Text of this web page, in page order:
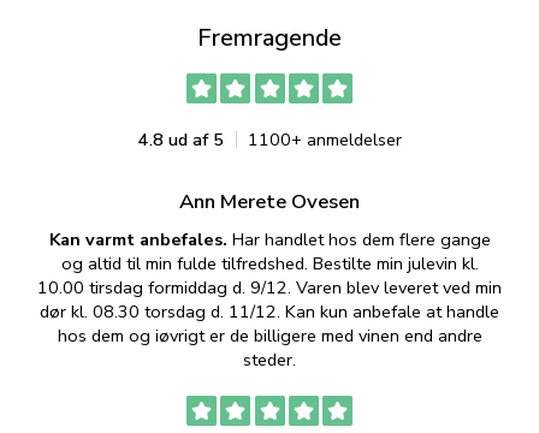
Fremragende
4.8 ud af 5 1100+ anmeldelser
Ann Merete Ovesen
Kan varmt anbefales. Har handlet hos dem flere gange
og altid til min fulde tilfredshed. Bestilte min julevin kl.
10.00 tirsdag formiddag d. 9/12. Varen blev leveret ved min
dør kl. 08.30 torsdag d. 11/12. Kan kun anbefale at handle
hos dem og iøvrigt er de billigere med vinen end andre
steder.